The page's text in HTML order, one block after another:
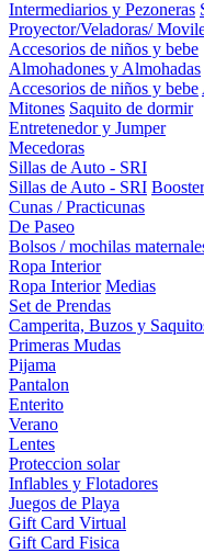
Intermediarios y Pezoneras
Proyector/Veladoras/
Accesorios de niños y bebe
Almohadones y Almohadas
Accesorios de niños y bebe
Mitones Saquito de dormir
Entretenedor y Jumper
Mecedoras
Sillas de Auto - SRI
Sillas de Auto - SRI
Cunas / Practicunas
De Paseo
Bolsos / mochilas
Ropa Interior
Ropa Interior Medias
Set de Prendas
Camperita, Buzos y
Primeras Mudas
Pijama
Pantalon
Enterito
Verano
Lentes
Proteccion solar
Inflables y Flotadores
Juegos de Playa
Gift Card Virtual
Gift Card Fisica